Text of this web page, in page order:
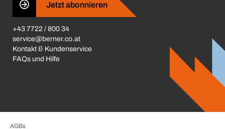
Business ConductJetzt abonnieren
+43 7722 / 800 34
service@berner.co.at
Kontakt & Kundenservice
FAQs und Hilfe
AGBs